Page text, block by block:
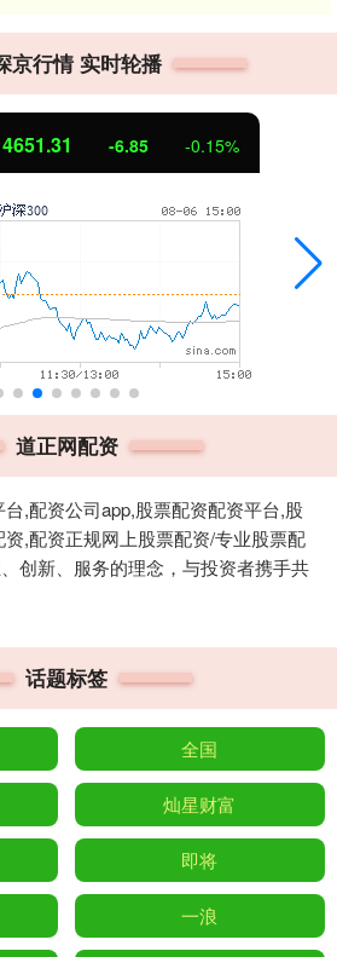
京行情 实时轮播
4651.31 -6.85 -0.15%
道正网配资
,配资公司app,股票配资配资平台,股
,配资正规网上股票配资/专业股票配
创新、服务的理念，与投资者携手共
话题标签
全国
灿星财富
即将
一浪